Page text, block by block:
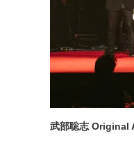
武部聡志 Original